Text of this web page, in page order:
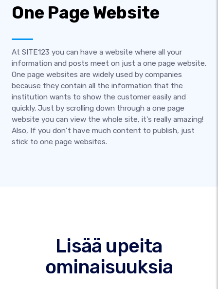
One Page Website
At SITE123 you can have a website where all your
information and posts meet on just a one page website.
One page websites are widely used by companies
because they contain all the information that the
institution wants to show the customer easily and
quickly. Just by scrolling down through a one page
website you can view the whole site, it's really amazing!
Also, If you don’t have much content to publish, just
stick to one page websites.
Lisää upeita
ominaisuuksia